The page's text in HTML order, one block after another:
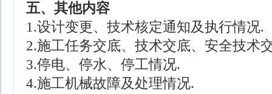
五、其他内容
1.设计变更、技术核定通知及执行情况.
2.施工任务交底、技术交底、安全技术
3.停电、停水、停工情况.
4.施工机械故障及处理情况.